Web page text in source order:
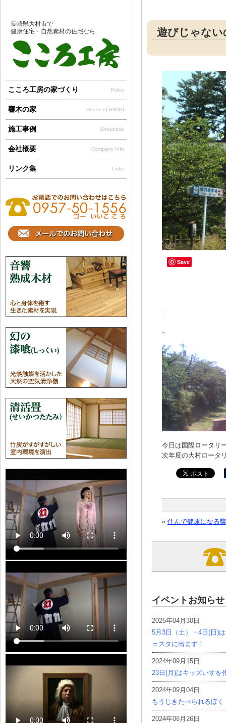
遊びじゃない
今日は国際ロータリ
次年度の大村ロータ
« 住んで健康になる
イベントお知らせ
2025年04月30日
5月3日（土）・4日(日)
ェスタに出ます！
2024年09月15日
23日(月)はキッズいすを
2024年09月04日
もうじきたべられるぼく
2024年08月26日
長崎県大村市で
健康住宅・自然素材の住宅なら
こころ工房の家づくり Policy
響木の家 House of HIBIKI
施工事例 Showcase
会社概要 Company Info
リンク集 Links
Save